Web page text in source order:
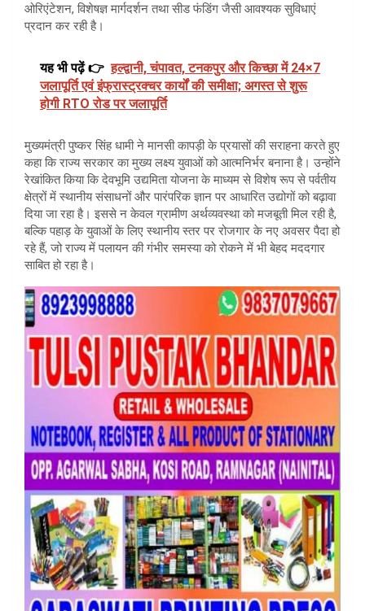
ओरिएंटेशन, विशेषज्ञ मार्गदर्शन तथा सीड फंडिंग जैसी आवश्यक सुविधाएं
प्रदान कर रही है।
यह भी पढ़ें 👉 हल्द्वानी, चंपावत, टनकपुर और किच्छा में 24×7
जलापूर्ति एवं इंफ्रास्ट्रक्चर कार्यों की समीक्षा; अगस्त से शुरू
होगी RTO रोड पर जलापूर्ति
मुख्यमंत्री पुष्कर सिंह धामी ने मानसी कापड़ी के प्रयासों की सराहना करते हुए
कहा कि राज्य सरकार का मुख्य लक्ष्य युवाओं को आत्मनिर्भर बनाना है। उन्होंने
रेखांकित किया कि देवभूमि उद्यमिता योजना के माध्यम से विशेष रूप से पर्वतीय
क्षेत्रों में स्थानीय संसाधनों और पारंपरिक ज्ञान पर आधारित उद्योगों को बढ़ावा
दिया जा रहा है। इससे न केवल ग्रामीण अर्थव्यवस्था को मजबूती मिल रही है,
बल्कि पहाड़ के युवाओं के लिए स्थानीय स्तर पर रोजगार के नए अवसर पैदा हो
रहे हैं, जो राज्य में पलायन की गंभीर समस्या को रोकने में भी बेहद मददगार
साबित हो रहा है।